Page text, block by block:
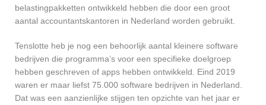
belastingpakketten ontwikkeld hebben die door een groot
aantal accountantskantoren in Nederland worden gebruikt.
Tenslotte heb je nog een behoorlijk aantal kleinere software
bedrijven die programma’s voor een specifieke doelgroep
hebben geschreven of apps hebben ontwikkeld. Eind 2019
waren er maar liefst 75.000 software bedrijven in Nederland.
Dat was een aanzienlijke stijgen ten opzichte van het jaar er